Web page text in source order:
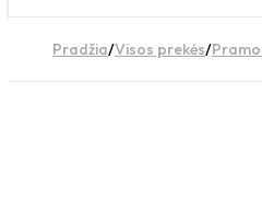
Pradžia/Visos prekės/